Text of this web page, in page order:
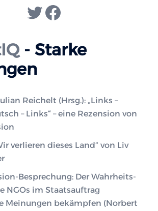
Twitter
Facebook
- Starke
Reichelt (Hrsg.): „Links –
– Links“ – eine Rezension von
verlieren dieses Land“ von Liv
Besprechung: Der Wahrheits-
NGOs im Staatsauftrag
Meinungen bekämpfen (Norbert